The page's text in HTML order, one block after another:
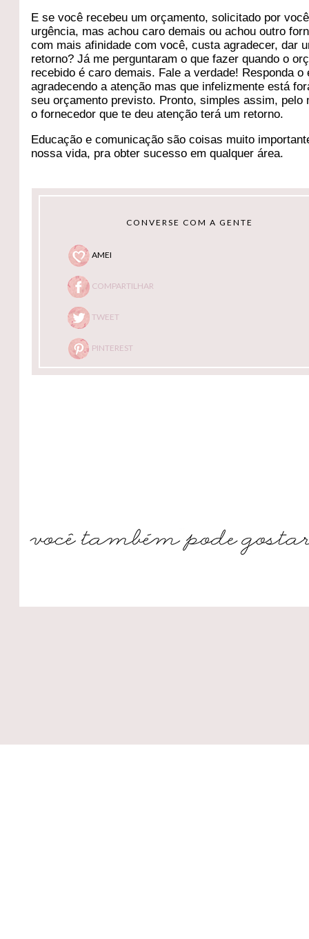
E se você recebeu um orçamento, solicitado por
urgência, mas achou caro demais ou achou outro
com mais afinidade com você, custa agradecer, dar
retorno? Já me perguntaram o que fazer quando o
recebido é caro demais. Fale a verdade! Responda o
agradecendo a atenção mas que infelizmente está
seu orçamento previsto. Pronto, simples assim, pelo
o fornecedor que te deu atenção terá um retorno.
Educação e comunicação são coisas muito
nossa vida, pra obter sucesso em qualquer área.
CONVERSE COM A GENTE
AMEI
COMPARTILHAR
TWEET
PINTEREST